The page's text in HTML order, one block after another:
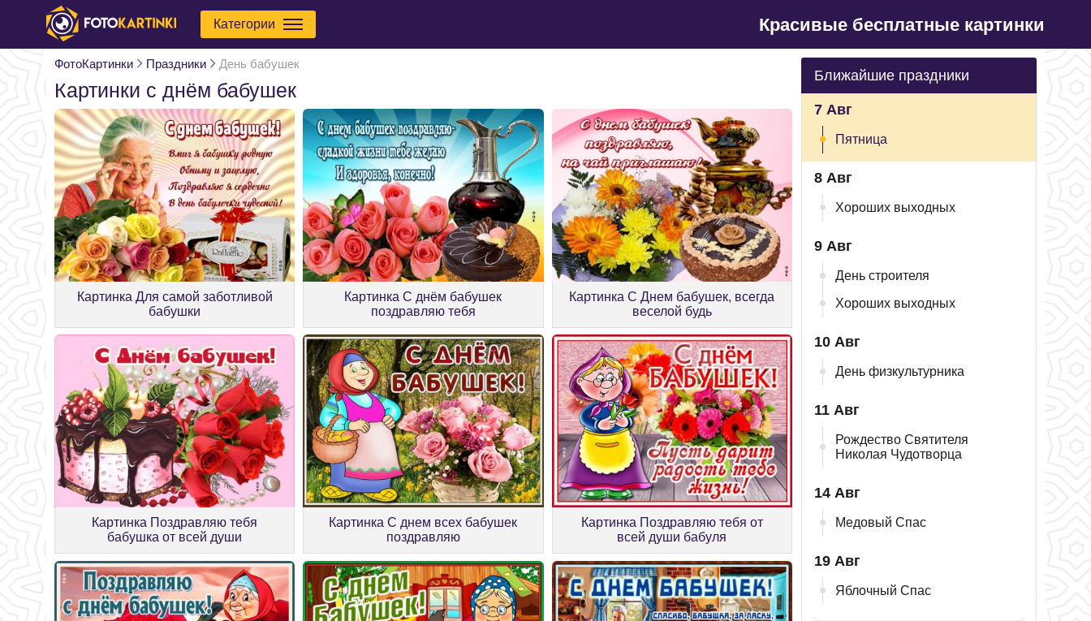
Категории Красивые бесплатные картинки
ФотоКартинки Праздники День бабушек
Картинки c днём бабушек
Картинка Для самой заботливой
бабушки
Картинка С днём бабушек
поздравляю тебя
Картинка С Днем бабушек, всегда
веселой будь
Картинка Поздравляю тебя
бабушка от всей души
Картинка С днем всех бабушек
поздравляю
Картинка Поздравляю тебя от
всей души бабуля
Ближайшие праздники
7 Авг
Пятница
8 Авг
Хороших выходных
9 Авг
День строителя
Хороших выходных
10 Авг
День физкультурника
11 Авг
Рождество Святителя
Николая Чудотворца
14 Авг
Медовый Спас
19 Авг
Яблочный Спас